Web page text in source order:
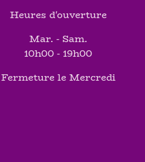
Heures d'ouverture
Mar. - Sam.
10h00 - 19h00
Fermeture le Mercredi